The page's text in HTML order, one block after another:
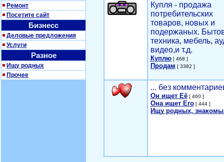
Ремонт
Посетите сайт
Бизнесс
Деловые предложения
Услуги
Разное
Ищу родных
Прочее
Купля - продажа
потребительских
товаров, новых и
подержаных.
техника, мебель,
видео,и т.д.
Куплю[ 468 ]
Продам [ 3382 ]
... без
Он ищет Её[ 460 ]
Она ищет Его[ 444 ]
Ищу родных,